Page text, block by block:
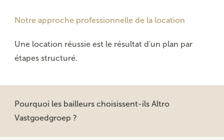
Notre approche professionnelle de la location
Une location réussie est le résultat d'un plan par
étapes structuré.
Pourquoi les bailleurs choisissent-ils Altro
Vastgoedgroep ?